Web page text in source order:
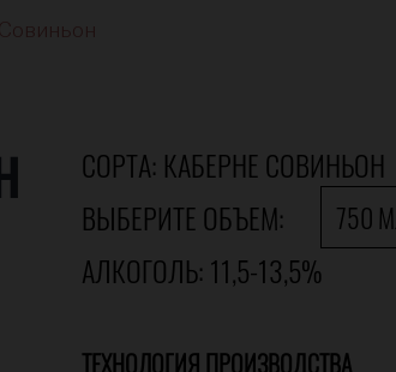
СОРТА: КАБЕРНЕ СОВИНЬОН
ВЫБЕРИТЕ ОБЪЕМ:
750
АЛКОГОЛЬ: 11,5-13,5%
ТЕХНОЛОГИЯ ПРОИЗВОДСТВА